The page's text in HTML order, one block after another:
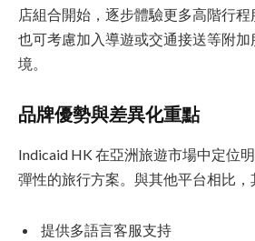
店組合開始，逐步體驗更多高階行程
也可考慮加入導遊或交通接送等附
境。
品牌優勢與差異化重點
Indicaid HK 在亞洲旅遊市場中定位
彈性的旅行方案。與其他平台相比，
提供多語言客服支持